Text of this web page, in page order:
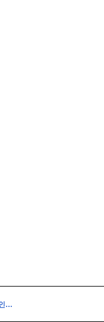
가격인상으로 르반떼 소리 듣는 아반떼 풀체인지 사전예약 결과는 반전이었다